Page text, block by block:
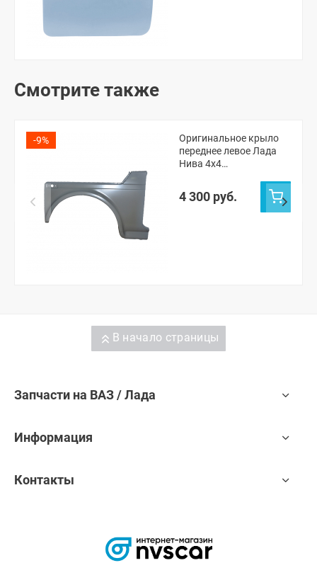
Смотрите также
-9%
Оригинальное крыло
переднее левое Лада
Нива 4х4
4 300 руб.
В начало страницы
Запчасти на ВАЗ / Лада
Информация
Контакты